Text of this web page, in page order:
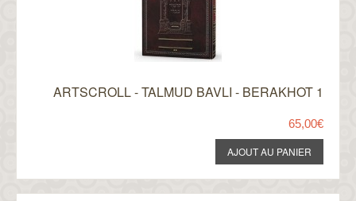
ARTSCROLL - TALMUD BAVLI - BERAKHOT 1
65,00€